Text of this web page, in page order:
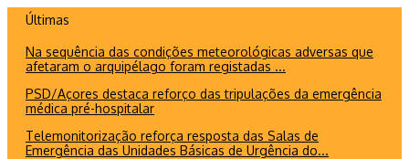
conteúdo
Últimas
Na sequência das condições meteorológicas adversas que
afetaram o arquipélago foram registadas ...
PSD/Açores destaca reforço das tripulações da emergência
médica pré-hospitalar
Telemonitorização reforça resposta das Salas de
Emergência das Unidades Básicas de Urgência do...